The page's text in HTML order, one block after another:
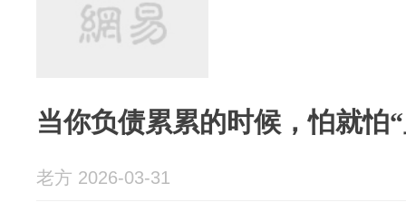
当你负债累累的时候，怕就怕
老方 2026-03-31